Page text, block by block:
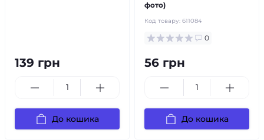
139 грн
До кошика
фото)
Код товару: 611084
0
56 грн
До кошика